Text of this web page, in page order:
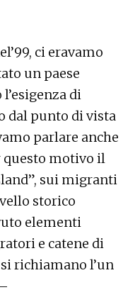
ci eravamo
un paese
di
dal punto di vista
parlare anche
questo motivo il
sui migranti
storico
elementi
e catene di
richiamano l’un